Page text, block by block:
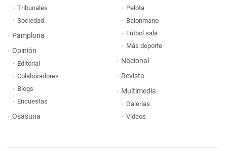
Tribunales
Sociedad
Pamplona
Opinión
Editorial
Colaboradores
Blogs
Encuestas
Osasuna
Pelota
Balonmano
Fútbol sala
Más deporte
Nacional
Revista
Multimedia
Galerías
Vídeos